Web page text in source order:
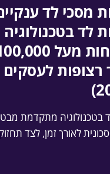
מסכי לד
לד
רצופות לעסקים
בטכנולוגיה מתקדמת
לאורך זמן, לצד